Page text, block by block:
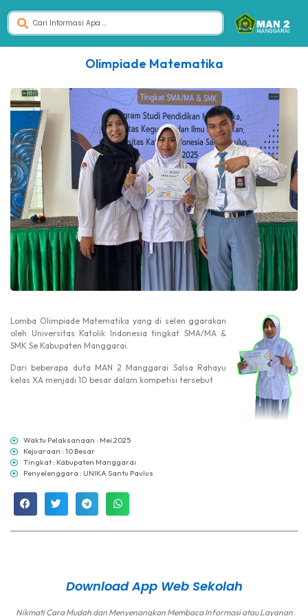
Olimpiade Matematika
Lomba Olimpiade Matematika yang di selen ggarakan
oleh Universitas Katolik Indonesia tingkat SMA/MA &
SMK Se Kabupaten Manggarai.
Dari beberapa duta MAN 2 Manggarai Salsa Rahayu
kelas XA menjadi 10 besar dalam kompetisi tersebut
Waktu Pelaksanaan : Mei 2025
Kejuaraan : 10 Besar
Tingkat : Kabupaten Manggarai
Penyelenggara : UNIKA Santu Paulus
Download App Web Sekolah
Nikmati Cara Mudah dan Menyenangkan Membaca Informasi atau Layanan